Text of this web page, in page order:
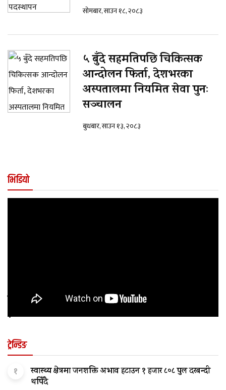
सोमबार, साउन १८, २०८३
५ बुँदे सहमतिपछि चिकित्सक
आन्दोलन फिर्ता, देशभरका
अस्पतालमा नियमित सेवा पुनः
सञ्चालन
बुधबार, साउन १३, २०८३
भिडियो
कुन अवस्थामा बच्चालाई शल्यक्रिया आवश्यक पर्छ
?
ट्रेन्डिङ
१
स्वास्थ्य क्षेत्रमा जनशक्ति अभाव हटाउन १ हजार ८०८ पुल दरबन्दी
थपिँदै